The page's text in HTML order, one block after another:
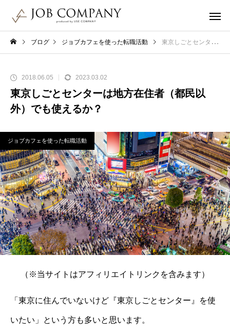
ブログ ジョブカフェを使った転職活動 東京しごとセンターは地方在住者（都民以外）でも使えるか？
2018.06.05 2023.03.02
東京しごとセンターは地方在住者（都民以
外）でも使えるか？
ジョブカフェを使った転職活動
（※当サイトはアフィリエイトリンクを含みます）
「東京に住んでいないけど『東京しごとセンター』を使
いたい」という方も多いと思います。